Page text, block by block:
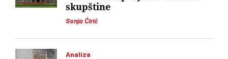
Sonja Ćirić
skupštine
Analiza